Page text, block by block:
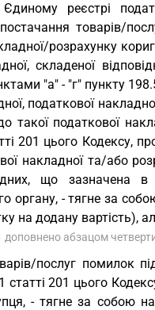
Єдиному реєстрі
товарів/
розрахунку
складеної
"а" - "г" пункту
податкової
такої податкової
201 цього Кодексу,
накладної та/або
що зазначена в
органу, - тягне за
на додану вартість),
доповнено абзацом
послуг помилок
статті 201 цього
- тягне за собою